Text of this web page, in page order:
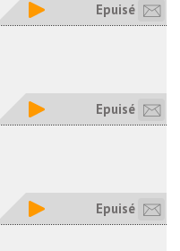
Epuisé
Epuisé
Epuisé